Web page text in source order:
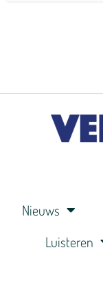
Nieuws
Luisteren